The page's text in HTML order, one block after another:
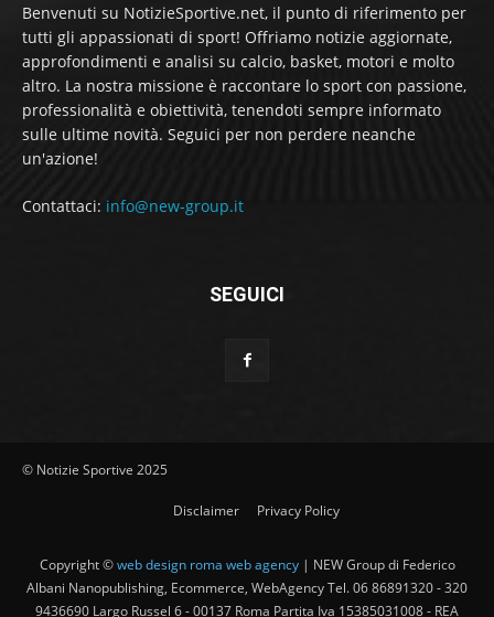
Benvenuti su NotizieSportive.net, il punto di riferimento per
tutti gli appassionati di sport! Offriamo notizie aggiornate,
approfondimenti e analisi su calcio, basket, motori e molto
altro. La nostra missione è raccontare lo sport con passione,
professionalità e obiettività, tenendoti sempre informato
sulle ultime novità. Seguici per non perdere neanche
un'azione!
Contattaci: info@new-group.it
SEGUICI
© Notizie Sportive 2025
Disclaimer Privacy Policy
Copyright ©web design roma web agency| NEW Group di Federico
Albani Nanopublishing, Ecommerce, WebAgency Tel. 06 86891320 - 320
9436690 Largo Russel 6 - 00137 Roma Partita Iva 15385031008 - REA